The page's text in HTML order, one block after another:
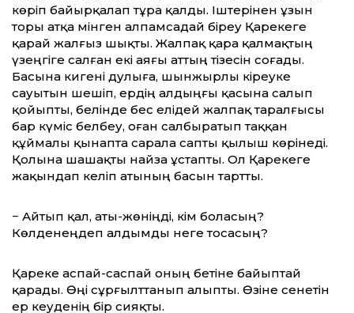
көріп байырқалап тұра қалды. Іштерінен ұзын
торы атқа мінген алпамсадай біреу Қарекеге
қарай жалғыз шықты. Жалпақ қара қалмақтың
үзеңгіге салған екі аяғы аттың тізесін соғады.
Басына кигені дулыға, шынжырлы кіреуке
сауытын шешіп, ердің алдыңғы қасына салып
қойыпты, белінде бес елідей жалпақ таралғысы
бар күміс белбеу, оған салбыратып таққан
құймалы қынапта сарала сапты қылыш көрінеді.
Қолына шашақты найза ұстапты. Ол Қарекеге
жақындап келіп атының басын тартты.
− Айтып қал, аты-жөніңді, кім боласың?
Көлденеңдеп алдымды неге тосасың?
Қареке аспай-саспай оның бетіне байыптай
қарады. Өңі сұрғылттанып алыпты. Өзіне сенетін
ер кеуденің бір сияқты.